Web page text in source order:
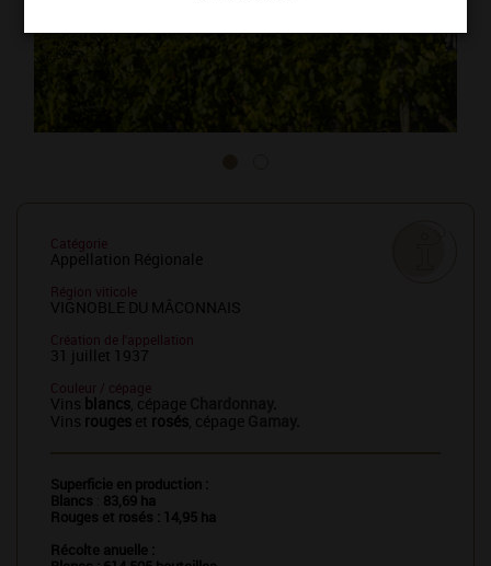
Catégorie
Appellation Régionale
Région viticole
VIGNOBLE DU MÂCONNAIS
Création de l'appellation
31 juillet 1937
Couleur / cépage
Vins blancs, cépage
.
Vins rouges et rosés, cépage .
Superficie en production :
Blancs
83,69 ha
Rouges et rosés : 14,95 ha
Récolte anuelle :